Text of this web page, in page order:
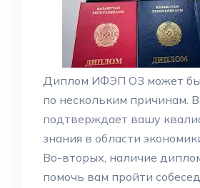
Диплом ИФЭП ОЗ может
по нескольким причинам.
подтверждает вашу
знания в области
Во-вторых, наличие
помочь вам пройти